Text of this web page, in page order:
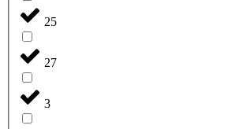
25
27
3